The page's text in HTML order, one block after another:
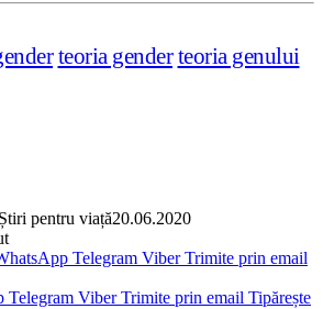
teoria gender teoria genului
Știri pentru viață20.06.2020
Telegram Viber Trimite prin email
Telegram Viber Trimite prin email Tipărește